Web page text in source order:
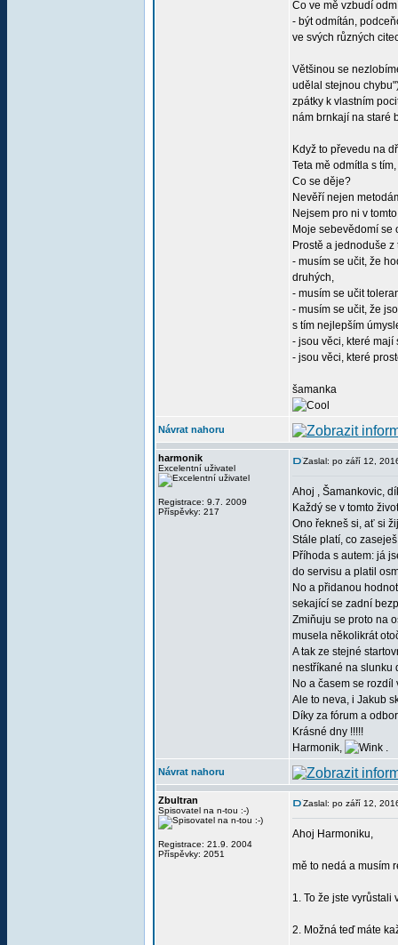
Co ve mě vzbudí
- být odmítán,
ve svých různých
Většinou se
udělal stejnou
zpátky k vlastním
nám brnkají na staré
Když to převedu na
Teta mě odmítla s
Co se děje?
Nevěří nejen
Nejsem pro ni v
Moje sebevědomí se
Prostě a jednoduše z
- musím se učit, že
druhých,
- musím se učit
- musím se učit, že
s tím nejlepším
- jsou věci, které mají
- jsou věci, které
šamanka
Návrat nahoru
harmonik
Excelentní uživatel
Registrace: 9.7. 2009
Příspěvky: 217
Zaslal: po září 12,
Ahoj , Šamankovic,
Každý se v tomto
Ono řekneš si, ať si
Stále platí, co
Příhoda s autem: já
do servisu a platil
No a přidanou
sekající se zadní
Zmiňuju se proto na
musela několikrát
A tak ze stejné
nestříkané na slunku
No a časem se
Ale to neva, i Jakub
Díky za fórum a
Krásné dny !!!!!
Harmonik,
.
Návrat nahoru
Zbultran
Spisovatel na n-tou :-)
Registrace: 21.9. 2004
Příspěvky: 2051
Zaslal: po září 12,
Ahoj Harmoniku,
mě to nedá a musím
1. To že jste
2. Možná teď máte